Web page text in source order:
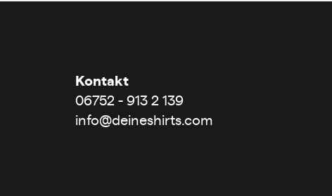
Kontakt
06752 - 913 2 139
info@deineshirts.com